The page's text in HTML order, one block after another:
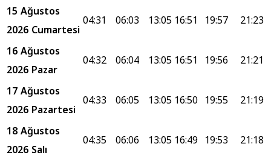
15 Ağustos
2026 Cumartesi
04:31 06:03 13:0516:51 19:57
21:23
16 Ağustos
2026 Pazar
04:32 06:04 13:0516:51 19:56
21:21
17 Ağustos
2026 Pazartesi
04:33 06:05 13:0516:50 19:55
21:19
18 Ağustos
2026 Salı
04:35 06:06 13:0516:49 19:53
21:18